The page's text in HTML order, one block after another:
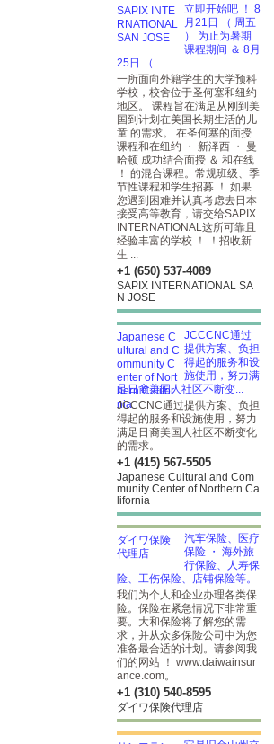
立即开始吧 ！ 8
月21日 （ 周五
） 为止为暑期
课程期间 ＆ 8月
25日 （...
一所面向外籍学生的大学预科
学校，校舍位于圣何塞和纽约
地区。 课程旨在满足从刚到美
国到计划在美国长期生活的儿
童 的需求。 在圣何塞的面授
课程和在纽约 ・ 新泽西 ・ 曼
哈顿 成功结合面授 ＆ 和在线
！ 的混合课程。常规班级、季
节性课程和学生招募 ！ 如果
您遇到困难并认真考虑去日本
接受高等教育，请交给SAPIX
INTERNATIONAL这所可靠且
经验丰富的学校 ！ ！招收新
生 ...
+1 (650) 537-4089
SAPIX INTERNATIONAL SA
N JOSE
JCCCNC通过
提供方案、负担
得起的服务和设
施使用，努力满
足日裔美国人社区不断变...
JCCCNC通过提供方案、负担
得起的服务和设施使用，努力
满足日裔美国人社区不断变化
的需求。
+1 (415) 567-5505
Japanese Cultural and Com
munity Center of Northern Ca
lifornia
汽车保险、医疗
保险 ・ 海外旅
行保险、人寿保
险、工伤保险、店铺保险等。
我们为个人和企业办理各类保
险。保险在紧急情况下非常重
要。大和保险将了解您的需
求，并从众多保险公司中为您
准备最合适的计划。请参阅我
们的网站 ！ www.daiwainsur
ance.com。
+1 (310) 540-8595
ダイワ保険代理店